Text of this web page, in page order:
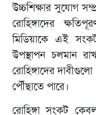
উচ্চশিক্ষার সুযোগ
রোহিঙ্গাদের
মিডিয়াকে এই
উপস্থাপন চলমান
রোহিঙ্গাদের
পৌঁছাতে পারে।
রোহিঙ্গা সংকট